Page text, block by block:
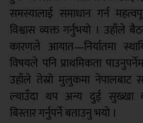
समस्यालाई समाधान गर्न
विश्वास व्यक्त गर्नुभयो । उहाँले
कारणले आयात—निर्यातमा
विषयले पनि प्राथमिकता
उहाँले तेस्रो मुलुकमा नेपालबाट
ल्याउँदा थप अन्य दुई सुख्खा
बिस्तार गर्नुपर्ने बताउनु भयो ।